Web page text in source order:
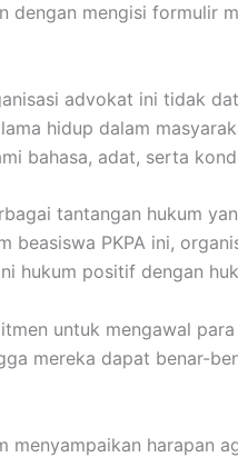
dengan mengisi formulir
advokat ini tidak
hidup dalam
bahasa, adat, serta
tantangan hukum
beasiswa PKPA ini,
hukum positif dengan
untuk mengawal
mereka dapat benar-
menyampaikan harapan